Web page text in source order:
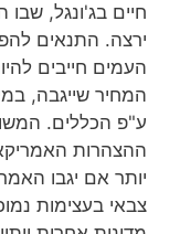
חיים בג'ונגל,
ירצה. התנאים
העמים חייבים
המחיר שייגבה,
ע"פ הכללים.
ההצהרות
יותר אם יגבו
צבאי בעצימות